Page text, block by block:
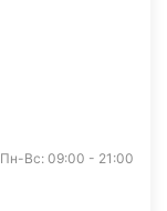
Пн-Вс: 09:00 - 21:00